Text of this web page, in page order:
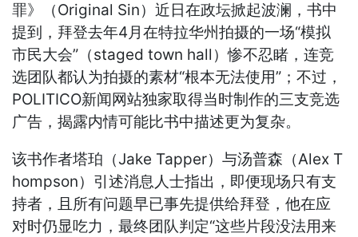
罪》（Original Sin）近日在政坛掀起波澜，书中
提到，拜登去年4月在特拉华州拍摄的一场“模拟
市民大会”（staged town hall）惨不忍睹，连竞
选团队都认为拍摄的素材“根本无法使用”；不过，
POLITICO新闻网站独家取得当时制作的三支竞选
广告，揭露内情可能比书中描述更为复杂。
该书作者塔珀（Jake Tapper）与汤普森（Alex T
hompson）引述消息人士指出，即便现场只有支
持者，且所有问题早已事先提供给拜登，他在应
对时仍显吃力，最终团队判定“这些片段没法用来